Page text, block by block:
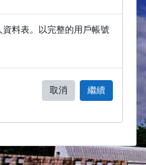
料表。以完整的用戶帳號
取消 繼續